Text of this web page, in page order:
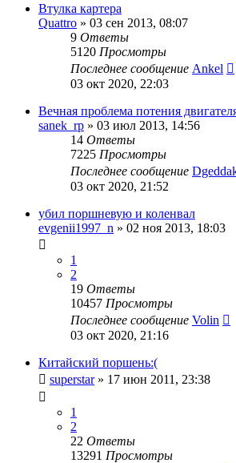
Втулка картера
Quattro » 03 сен 2013, 08:07
9 Ответы
5120 Просмотры
Последнее сообщение Ankel
03 окт 2020, 22:03
Вечная проблема потения
sanek_rp » 03 июл 2013, 14:56
14 Ответы
7225 Просмотры
Последнее сообщение
03 окт 2020, 21:52
убил поршневую и коленвал
evgenii1997_n » 02 ноя 2013, 18:03
1
2
19 Ответы
10457 Просмотры
Последнее сообщение Volin
03 окт 2020, 21:16
Китайский поршень:(
superstar» 17 июн 2011, 23:38
1
2
22 Ответы
13291 Просмотры